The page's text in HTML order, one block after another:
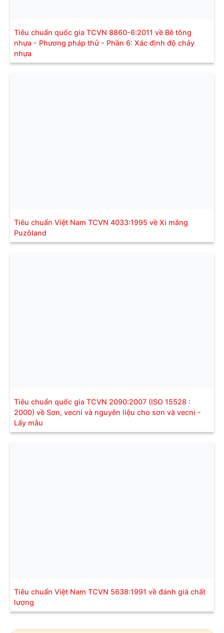
Tiêu chuẩn quốc gia TCVN 8860-6:2011 về Bê tông
nhựa - Phương pháp thử - Phần 6: Xác định độ chảy
nhựa
Tiêu chuẩn Việt Nam TCVN 4033:1995 về Xi măng
Puzôland
Tiêu chuẩn quốc gia TCVN 2090:2007 (ISO 15528 :
2000) về Sơn, vecni và nguyên liệu cho sơn và vecni -
Lấy mẫu
Tiêu chuẩn Việt Nam TCVN 5638:1991 về đánh giá chất
lượng